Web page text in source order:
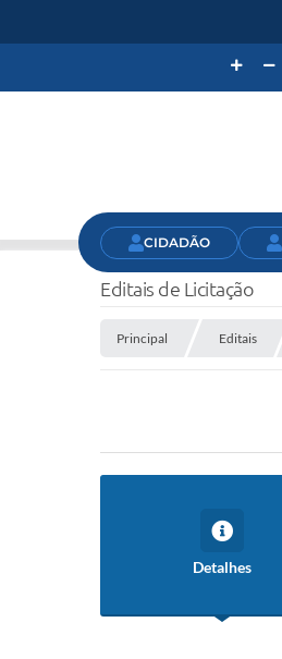
CIDADÃO
Editais de Licitação
Principal Editais
Detalhes